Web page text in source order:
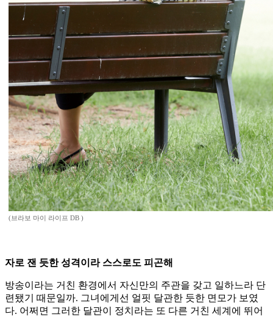
(브라보 마이 라이프 DB )
자로 잰 듯한 성격이라 스스로도 피곤해
방송이라는 거친 환경에서 자신만의 주관을 갖고 일하느라 단
련됐기 때문일까. 그녀에게선 얼핏 달관한 듯한 면모가 보였
다. 어쩌면 그러한 달관이 정치라는 또 다른 거친 세계에 뛰어